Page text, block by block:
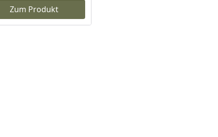
Zum Produkt